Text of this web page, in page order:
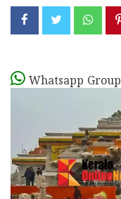
Whatsapp Group